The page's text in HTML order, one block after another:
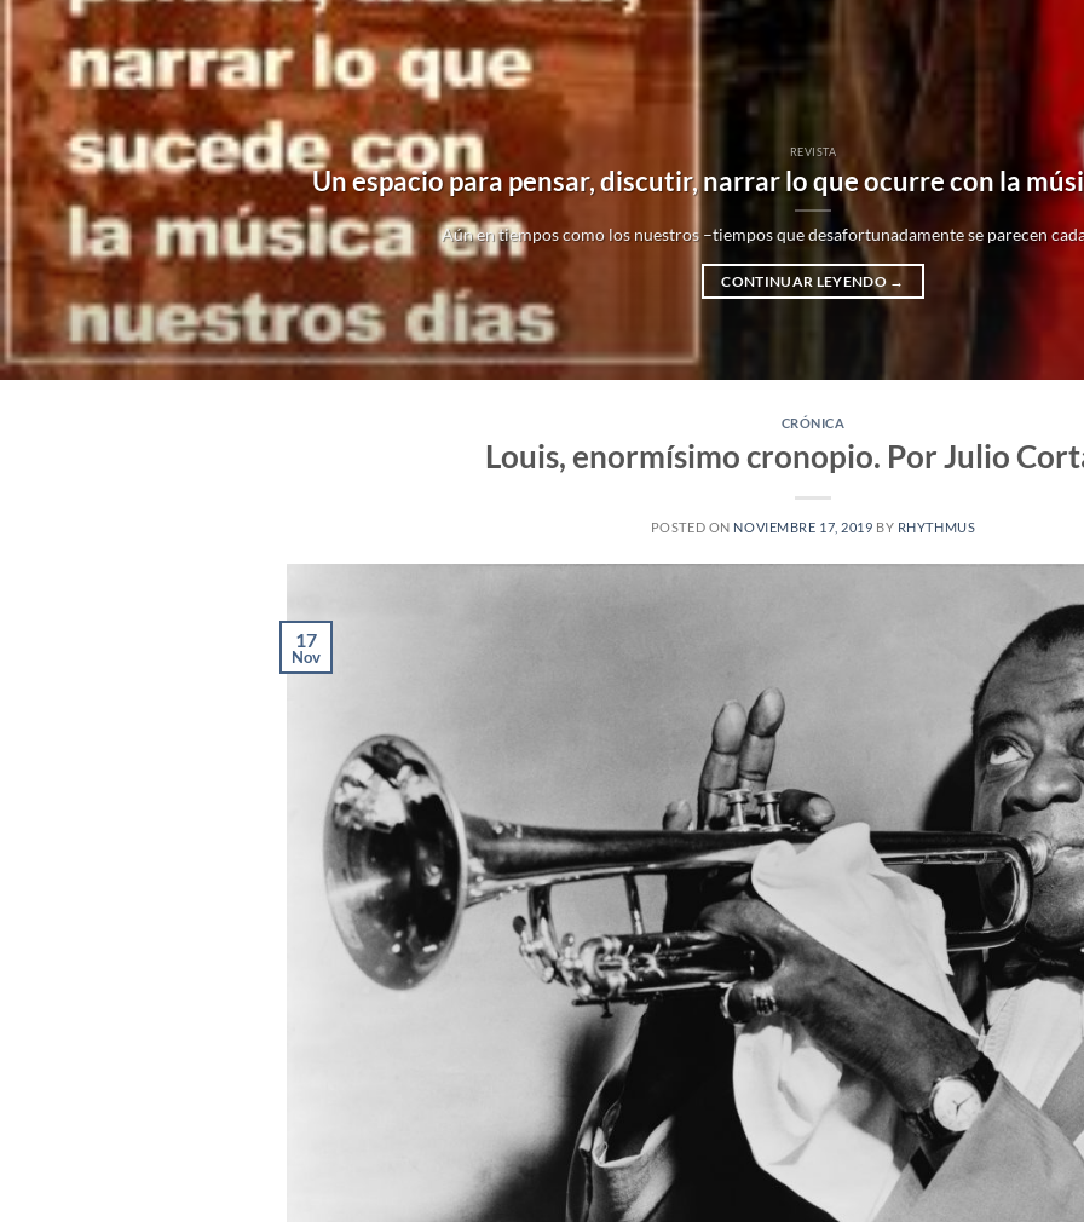
REVISTA
Un espacio para pensar, discutir, narrar lo que ocurre con la
Aún en tiempos como los nuestros –tiempos que desafortunadamente se parecen cada
CONTINUAR LEYENDO →
CRÓNICA
Louis, enormísimo cronopio. Por Julio
POSTED ON NOVIEMBRE 17, 2019 BY RHYTHMUS
17
Nov